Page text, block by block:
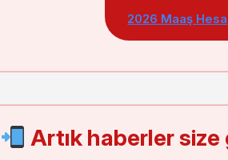
2026 Maaş
Artık haberler size